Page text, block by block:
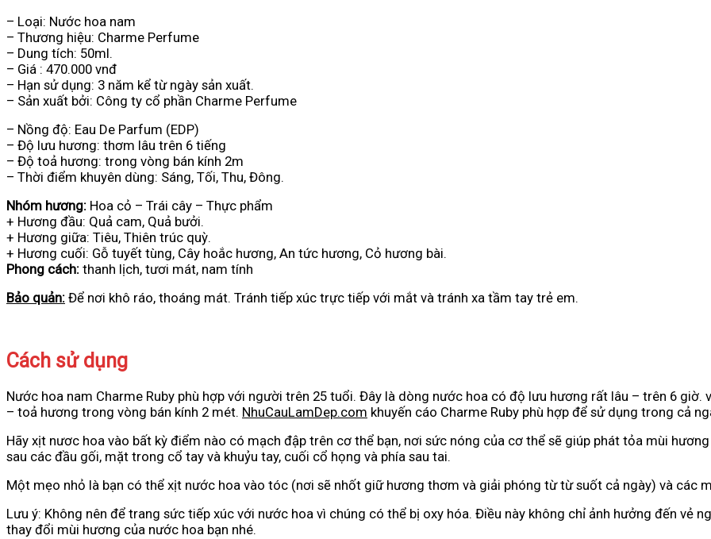
– Loại: Nước hoa nam
– Thương hiệu: Charme Perfume
– Dung tích: 50ml.
– Giá : 470.000 vnđ
– Hạn sử dụng: 3 năm kể từ ngày sản xuất.
– Sản xuất bởi: Công ty cổ phần Charme Perfume
– Nồng độ: Eau De Parfum (EDP)
– Độ lưu hương: thơm lâu trên 6 tiếng
– Độ toả hương: trong vòng bán kính 2m
– Thời điểm khuyên dùng: Sáng, Tối, Thu, Đông.
Nhóm hương: Hoa cỏ – Trái cây – Thực phẩm
+ Hương đầu: Quả cam, Quả bưởi.
+ Hương giữa: Tiêu, Thiên trúc quỳ.
+ Hương cuối: Gỗ tuyết tùng, Cây hoắc hương, An tức hương, Cỏ hương bài.
Phong cách: thanh lịch, tươi mát, nam tính
Bảo quản: Để nơi khô ráo, thoáng mát. Tránh tiếp xúc trực tiếp với mắt và tránh xa tầm tay trẻ em.
Cách sử dụng
Nước hoa nam Charme Ruby phù hợp với người trên 25 tuổi. Đây là dòng nước hoa có độ lưu hương rất lâu – trên 6 giờ.
– toả hương trong vòng bán kính 2 mét. NhuCauLamDep.com khuyến cáo Charme Ruby phù hợp để sử dụng trong cả
Hãy xịt nươc hoa vào bất kỳ điểm nào có mạch đập trên cơ thể bạn, nơi sức nóng của cơ thể sẽ giúp phát tỏa mùi
sau các đầu gối, mặt trong cổ tay và khuỷu tay, cuối cổ họng và phía sau tai.
Một mẹo nhỏ là bạn có thể xịt nước hoa vào tóc (nơi sẽ nhốt giữ hương thơm và giải phóng từ từ suốt cả ngày) và các
Lưu ý: Không nên để trang sức tiếp xúc với nước hoa vì chúng có thể bị oxy hóa. Điều này không chỉ ảnh hưởng đến vẻ
thay đổi mùi hương của nước hoa bạn nhé.